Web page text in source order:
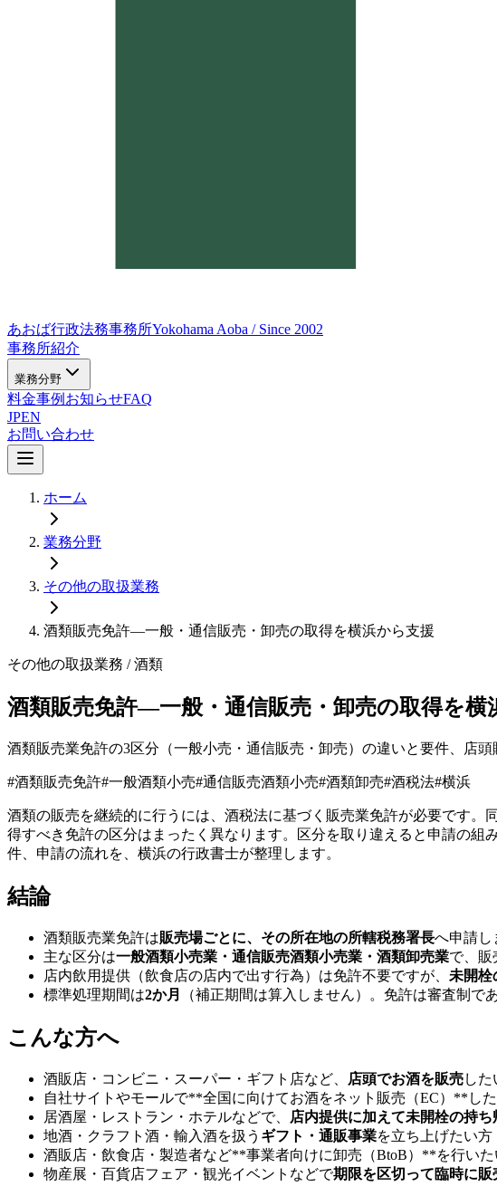
あおば行政法務事務所Yokohama Aoba / Since 2002
事務所紹介
業務分野
料金事例 お知らせFAQ
JPEN
お問い合わせ
ホーム
業務分野
その他の取扱業務
酒類販売免許—一般・通信販売・卸売の取得を横浜から支援
その他の取扱業務 / 酒類
酒類販売免許—一般・通信販売・卸売の取得を横
酒類販売業免許の3区分（一般小売・通信販売・卸売）の違いと要件、店
#酒類販売免許#一般酒類小売#通信販売酒類小売#酒類卸売#酒税法#横浜
酒類の販売を継続的に行うには、酒税法に基づく販売業免許が必要です
得すべき免許の区分はまったく異なります。区分を取り違えると申請の
件、申請の流れを、横浜の行政書士が整理します。
結論
酒類販売業免許は販売場ごとに、その所在地の所轄税務署長へ申請し
主な区分は一般酒類小売業・通信販売酒類小売業・酒類卸売業で、販
店内飲用提供（飲食店の店内で出す行為）は免許不要ですが、 未開栓
標準処理期間は2か月 （補正期間は算入しません）。免許は審査制で
こんな方へ
酒販店・コンビニ・スーパー・ギフト店など、 店頭でお酒を販売した
自社サイトやモールで**全国に向けてお酒をネット販売（EC）**し
居酒屋・レストラン・ホテルなどで、
店内提供に加えて未開栓の持ち
地酒・クラフト酒・輸入酒を扱う ギフト・通販事業を立ち上げたい方
酒販店・飲食店・製造者など**事業者向けに卸売（BtoB）**を行いた
物産展・百貨店フェア・観光イベントなどで期限を区切って臨時に販